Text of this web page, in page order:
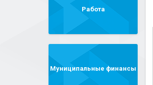
Работа
Муниципальные финансы